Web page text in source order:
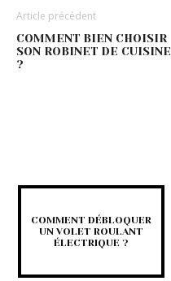
Article précédent
COMMENT BIEN CHOISIR
SON ROBINET DE CUISINE
?
COMMENT DÉBLOQUER
UN VOLET ROULANT
ÉLECTRIQUE ?